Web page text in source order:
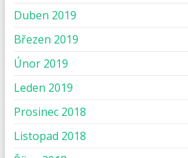
Duben 2019
Březen 2019
Únor 2019
Leden 2019
Prosinec 2018
Listopad 2018